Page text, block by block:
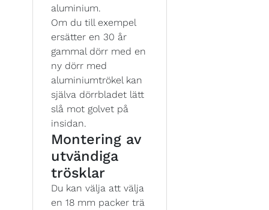
aluminium.
Om du till exempel
ersätter en 30 år
gammal dörr med en
ny dörr med
aluminiumtrökel kan
själva dörrbladet lätt
slå mot golvet på
insidan.
Montering av
utvändiga
trösklar
Du kan välja att välja
en 18 mm packer trä